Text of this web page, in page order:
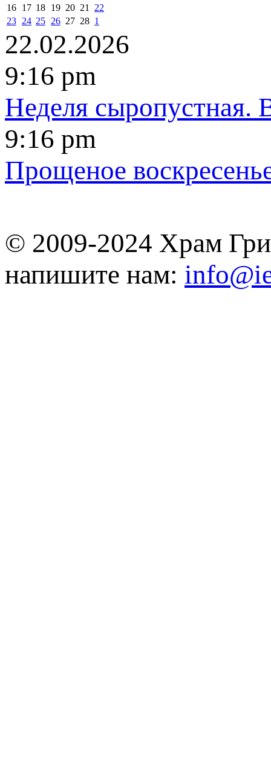
16 17 18 19 20 21
22
23 24 25 26 27 28 1
22.02.2026
9:16 pm
Неделя сыропустная.
9:16 pm
Пpoщeнoe
© 2009-2024 Храм
напишите нам: